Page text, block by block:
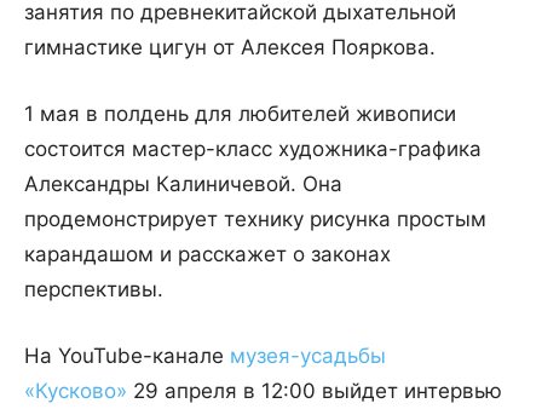
занятия по древнекитайской дыхательной
гимнастике цигун от Алексея Пояркова.
1 мая в полдень для любителей живописи
состоится мастер-класс художника-графика
Александры Калиничевой. Она
продемонстрирует технику рисунка простым
карандашом и расскажет о законах
перспективы.
На YouTube-канале музея-усадьбы
«Кусково» 29 апреля в 12:00 выйдет интервью